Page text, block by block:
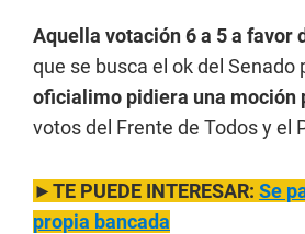
Aquella votación 6 a 5 a favor
que se busca el ok del
oficialimo pidiera una moción
votos del Frente de Todos y el
►TE PUEDE INTERESAR: Se
propia bancada